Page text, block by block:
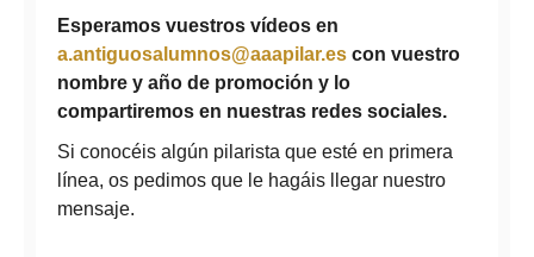
Esperamos vuestros vídeos en
a.antiguosalumnos@aaapilar.es con vuestro
nombre y año de promoción y lo
compartiremos en nuestras redes sociales.
Si conocéis algún pilarista que esté en primera
línea, os pedimos que le hagáis llegar nuestro
mensaje.